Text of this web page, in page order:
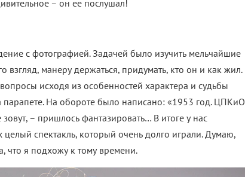
– он ее послушал!
с фотографией. Задачей было изучить мельчайшие
манеру держаться, придумать, кто он и как жил.
исходя из особенностей характера и судьбы
парапете. На обороте было написано: «1953 год. ЦПКиО
– пришлось фантазировать… В итоге у нас
спектакль, который очень долго играли. Думаю,
что я подхожу к тому времени.